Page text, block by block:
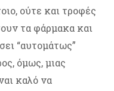
ούτε και τροφές
τα φάρμακα και
“αυτομάτως”
όμως, μιας
καλό να